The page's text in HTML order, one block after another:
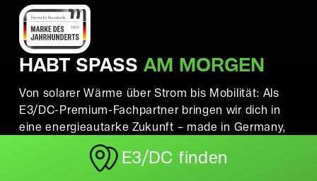
HABT SPASS AM MORGEN
Von solarer Wärme über Strom bis Mobilität: Als
E3/DC-Premium-Fachpartner bringen wir dich in
eine energieautarke Zukunft – made in Germany,
für mehr Spaß am Energiesparen!
E3/DC finden